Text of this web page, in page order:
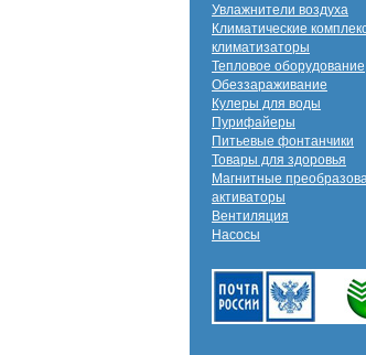
Увлажнители воздуха
Климатические
климатизаторы
Тепловое оборудование
Обеззараживание
Кулеры для воды
Пурифайеры
Питьевые фонтанчики
Товары для здоровья
Магнитные
активаторы
Вентиляция
Насосы